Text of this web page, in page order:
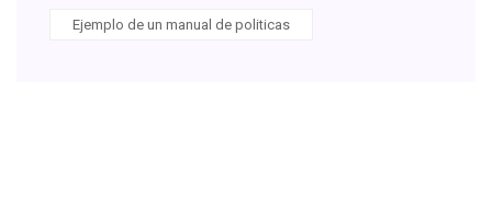
Ejemplo de un manual de politicas